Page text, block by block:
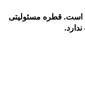
قطره مسئولیتی